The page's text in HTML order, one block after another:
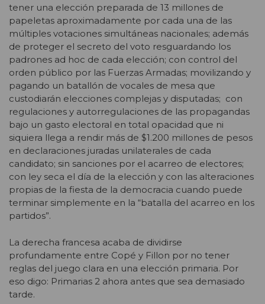
tener una elección preparada de 13 millones de
papeletas aproximadamente por cada una de las
múltiples votaciones simultáneas nacionales; además
de proteger el secreto del voto resguardando los
padrones ad hoc de cada elección; con control del
orden público por las Fuerzas Armadas; movilizando y
pagando un batallón de vocales de mesa que
custodiarán elecciones complejas y disputadas; con
regulaciones y autorregulaciones de las propagandas
bajo un gasto electoral en total opacidad que ni
siquiera llega a rendir más de $1.200 millones de pesos
en declaraciones juradas unilaterales de cada
candidato; sin sanciones por el acarreo de electores;
con ley seca el día de la elección y con las alteraciones
propias de la fiesta de la democracia cuando puede
terminar simplemente en la “batalla del acarreo en los
partidos”.
La derecha francesa acaba de dividirse
profundamente entre Copé y Fillon por no tener
reglas del juego clara en una elección primaria. Por
eso digo: Primarias 2 ahora antes que sea demasiado
tarde.